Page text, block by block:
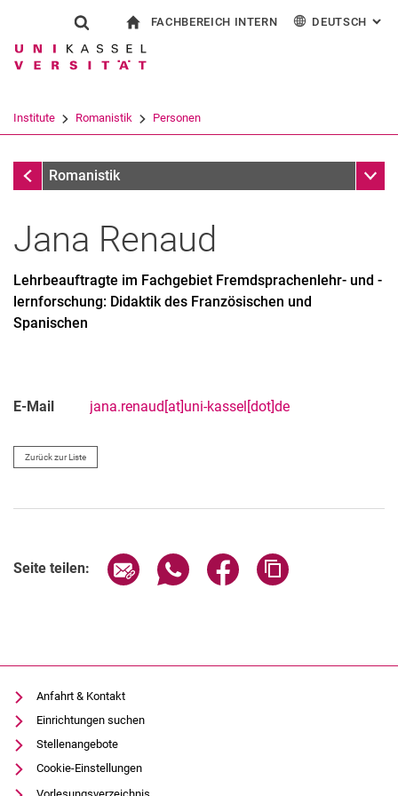
Springe direkt zu: Inhalt
Springe direkt zu: Suche
Springe direkt zu:
Suchformular
Suchbegriff
Suchen (öffnet externen Link in einem
FACHBEREICH INTERN DEUTSCH :
Institute Romanistik Personen
Personen
Romanistik
Jana Renaud
Lehrbeauftragte im Fachgebiet Fremdsprachenlehr- und -
lernforschung: Didaktik des Französischen und
Spanischen
E-Mail jana.renaud[at]uni-kassel[dot]de
Zurück zur Liste
Seite teilen: Seite über E-Mail teilen
Seite über WhatsApp teilen
Seite über Facebook
Anfahrt & Kontakt
Einrichtungen suchen
Stellenangebote
Cookie-Einstellungen